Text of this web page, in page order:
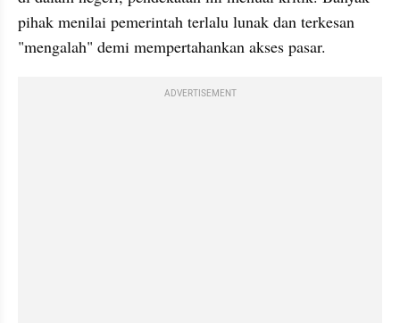
pihak menilai pemerintah terlalu lunak dan terkesan
"mengalah" demi mempertahankan akses pasar.
ADVERTISEMENT